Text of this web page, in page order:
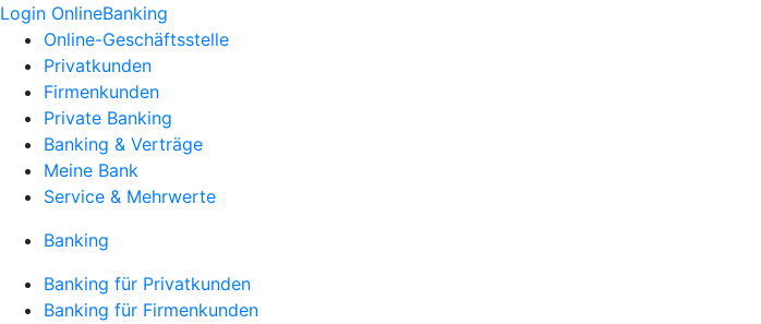
Login OnlineBanking
Online-Geschäftsstelle
Privatkunden
Firmenkunden
Private Banking
Banking & Verträge
Meine Bank
Service & Mehrwerte
Banking
Banking für Privatkunden
Banking für Firmenkunden